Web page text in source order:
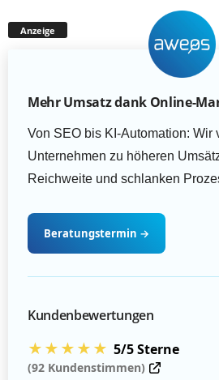
Anzeige
Mehr Umsatz dank Online-
Von SEO bis KI-Automation: Wir
Unternehmen zu höheren
Reichweite und schlanken
Beratungstermin →
Kundenbewertungen
★★★★★ 5/5 Sterne
(92 Kundenstimmen)